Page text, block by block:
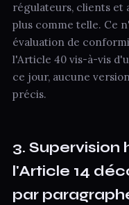
régulateurs, clients et
plus comme telle. Ce
évaluation de
l'Article 40 vis-à-vis
ce jour, aucune
précis.
3.
l'Article 14
par